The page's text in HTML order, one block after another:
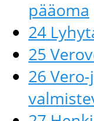
pääoma
24
25
26